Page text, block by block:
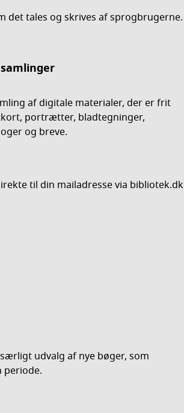
det tales og skrives af sprogbrugerne.
af digitale materialer, der er frit
portrætter, bladtegninger,
og breve.
til din mailadresse via bibliotek.dk
udvalg af nye bøger, som
periode.